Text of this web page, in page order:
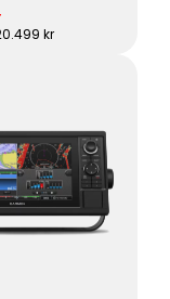
kr